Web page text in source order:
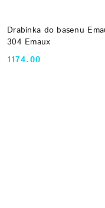
Drabinka do basenu
304 Emaux
Cena:
1174.00